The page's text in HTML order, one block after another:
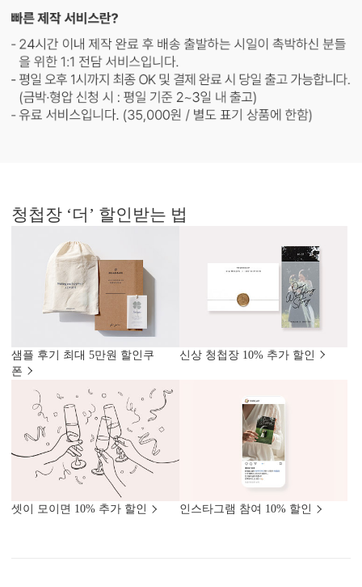
청첩장 ‘더’ 할인받는 법
샘플 후기 최대 5만원 할인쿠
폰
신상 청첩장 10% 추가 할인
셋이 모이면 10% 추가 할인 인스타그램 참여 10% 할인